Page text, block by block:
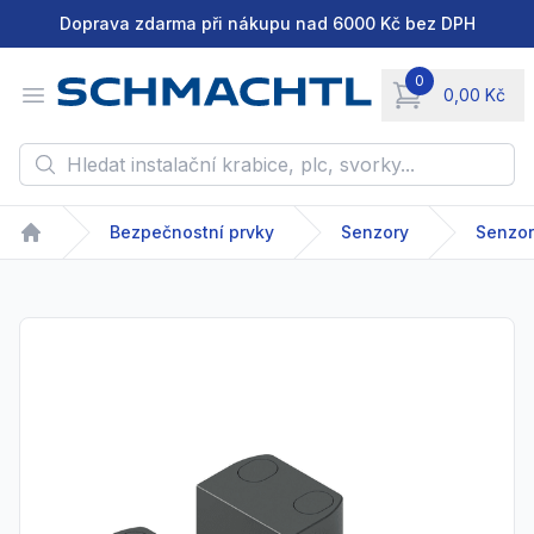
Doprava zdarma při nákupu nad 6000 Kč bez DPH
Open menu
0
0,00 Kč
items in cart,
Hledat instalační krabice, plc, svorky...
Home
Bezpečnostní prvky Senzory